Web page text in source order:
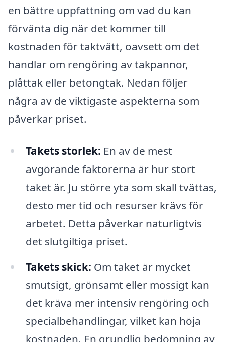
en bättre uppfattning om vad du kan
förvänta dig när det kommer till
kostnaden för taktvätt, oavsett om det
handlar om rengöring av takpannor,
plåttak eller betongtak. Nedan följer
några av de viktigaste aspekterna som
påverkar priset.
Takets storlek: En av de mest
avgörande faktorerna är hur stort
taket är. Ju större yta som skall tvättas,
desto mer tid och resurser krävs för
arbetet. Detta påverkar naturligtvis
det slutgiltiga priset.
Takets skick: Om taket är mycket
smutsigt, grönsamt eller mossigt kan
det kräva mer intensiv rengöring och
specialbehandlingar, vilket kan höja
kostnaden. En grundlig bedömning av